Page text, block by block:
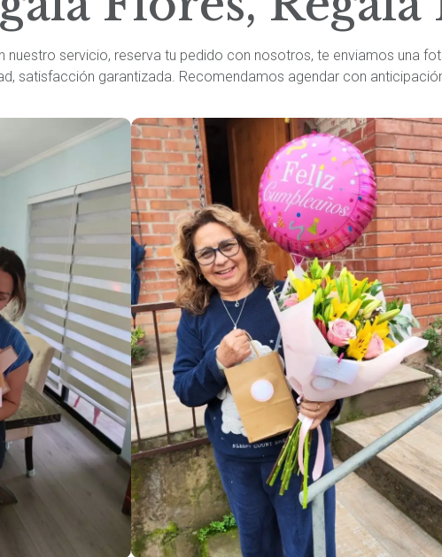
nuestro servicio, reserva tu pedido con nosotros, te enviamos una
satisfacción garantizada. Recomendamos agendar con